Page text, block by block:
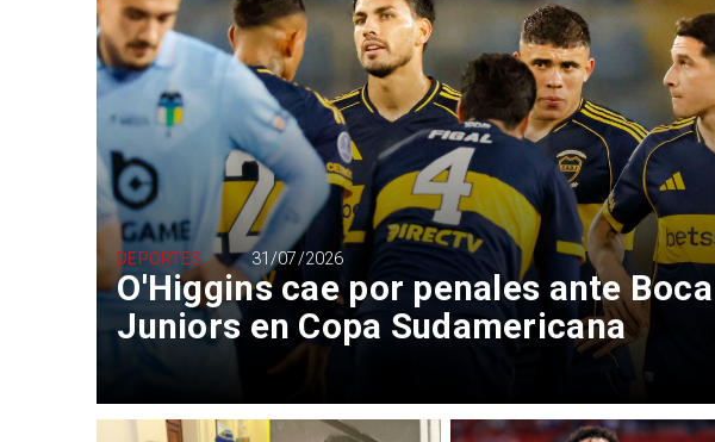
O'Higgins cae por penales ante Boca
Juniors en Copa Sudamericana
DEPORTES 31/07/2026